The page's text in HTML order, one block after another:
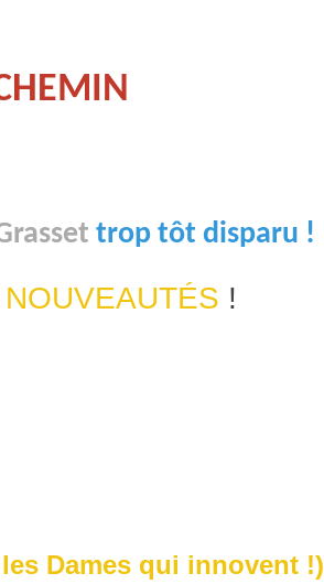
trop tôt disparu !
NOUVEAUTÉS !
Dames qui innovent !)